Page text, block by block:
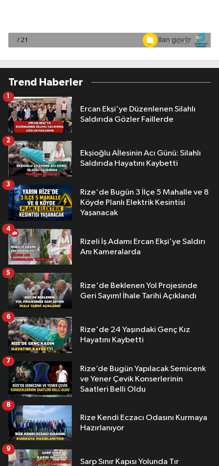
Trend Haberler
Ercan Ekşi'ye Düzenlenen Silahlı
Saldırıda Gözler Faillerde
1
Ekşioğlu Aİlesinin Acı Günü: Silahlı
Saldırıda Hayatını Kaybetti
2
Rize'de Bugün 3 İlçe 5 Mahalle ve 8
Köyde Planlı Elektrik Kesintisi
Yaşanacak
3
Rizeli İş Adamı Ercan Ekşi'ye Saldırı
Anı Kameralarda
4
Rize'de Beklenen Yol Projesinde
Geri Sayım! İhale Tarihi Açıklandı
5
Rize'de 24 Yaşındaki Genç Kız
Hayatını Kaybetti
6
Rize’de Bugün Yapılacak Semicenk
ve Yener Çevik Konserlerinin
Saatleri Belli Oldu
7
Rize Kendi Eczacı Odasını Kurmaya
Hazırlanıyor
8
Sarp Sınır Kapısı Yolunda Tır
9